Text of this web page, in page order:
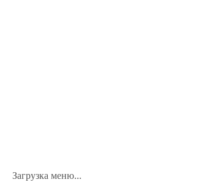
Загрузка меню...